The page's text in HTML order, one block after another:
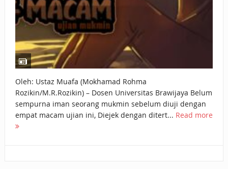
Oleh: Ustaz Muafa (Mokhamad Rohma
Rozikin/M.R.Rozikin) – Dosen Universitas Brawijaya Belum
sempurna iman seorang mukmin sebelum diuji dengan
empat macam ujian ini, Diejek dengan ditert... Read more